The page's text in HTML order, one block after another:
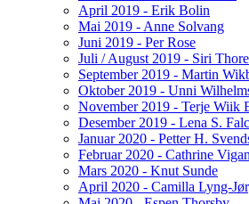
April 2019 - Erik Bolin
Mai 2019 - Anne Solvang
Juni 2019 - Per Rose
Juli / August 2019 - Siri
September 2019 - Martin
Oktober 2019 - Unni
November 2019 - Terje Wiik
Desember 2019 - Lena S.
Januar 2020 - Petter H.
Februar 2020 - Cathrine
Mars 2020 - Knut Sunde
April 2020 - Camilla Lyng-